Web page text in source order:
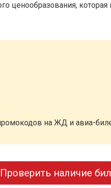
ценообразования,
на ЖД и авиа-
Проверить наличие